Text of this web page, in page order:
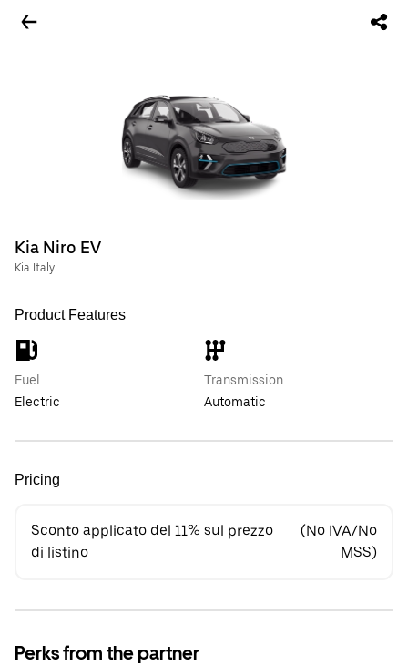
Kia Niro EV
Kia Italy
Product Features
Fuel
Electric
Transmission
Automatic
Pricing
Sconto applicato del 11% sul prezzo
di listino
(No IVA/No
MSS)
Perks from the partner